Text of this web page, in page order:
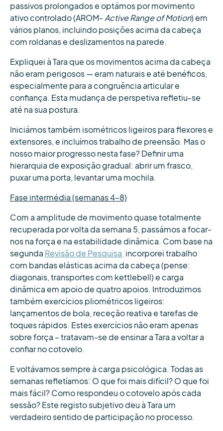
passivos prolongados e optámos por movimento
ativo controlado (AROM- Active Range of Motion) em
vários planos, incluindo posições acima da cabeça
com roldanas e deslizamentos na parede.
Expliquei à Tara que os movimentos acima da cabeça
não eram perigosos — eram naturais e até benéficos,
especialmente para a congruência articular e
confiança. Esta mudança de perspetiva refletiu-se
até na sua postura.
Iniciámos também isométricos ligeiros para flexores e
extensores, e incluímos trabalho de preensão. Mas o
nosso maior progresso nesta fase? Definir uma
hierarquia de exposição gradual: abrir um frasco,
puxar uma porta, levantar uma mochila.
Fase intermédia (semanas 4–8)
Com a amplitude de movimento quase totalmente
recuperada por volta da semana 5, passámos a focar-
nos na força e na estabilidade dinâmica. Com base na
segunda Revisão de Pesquisa, incorporei trabalho
com bandas elásticas acima da cabeça (pense:
diagonais, transportes com kettlebell) e carga
dinâmica em apoio de quatro apoios. Introduzimos
também exercícios pliométricos ligeiros:
lançamentos de bola, receção reativa e tarefas de
toques rápidos. Estes exercícios não eram apenas
sobre força – tratavam-se de ensinar a Tara a voltar a
confiar no cotovelo.
E voltávamos sempre à carga psicológica. Todas as
semanas refletíamos: O que foi mais difícil? O que foi
mais fácil? Como respondeu o cotovelo após cada
sessão? Este registo subjetivo deu à Tara um
verdadeiro sentido de participação no processo.